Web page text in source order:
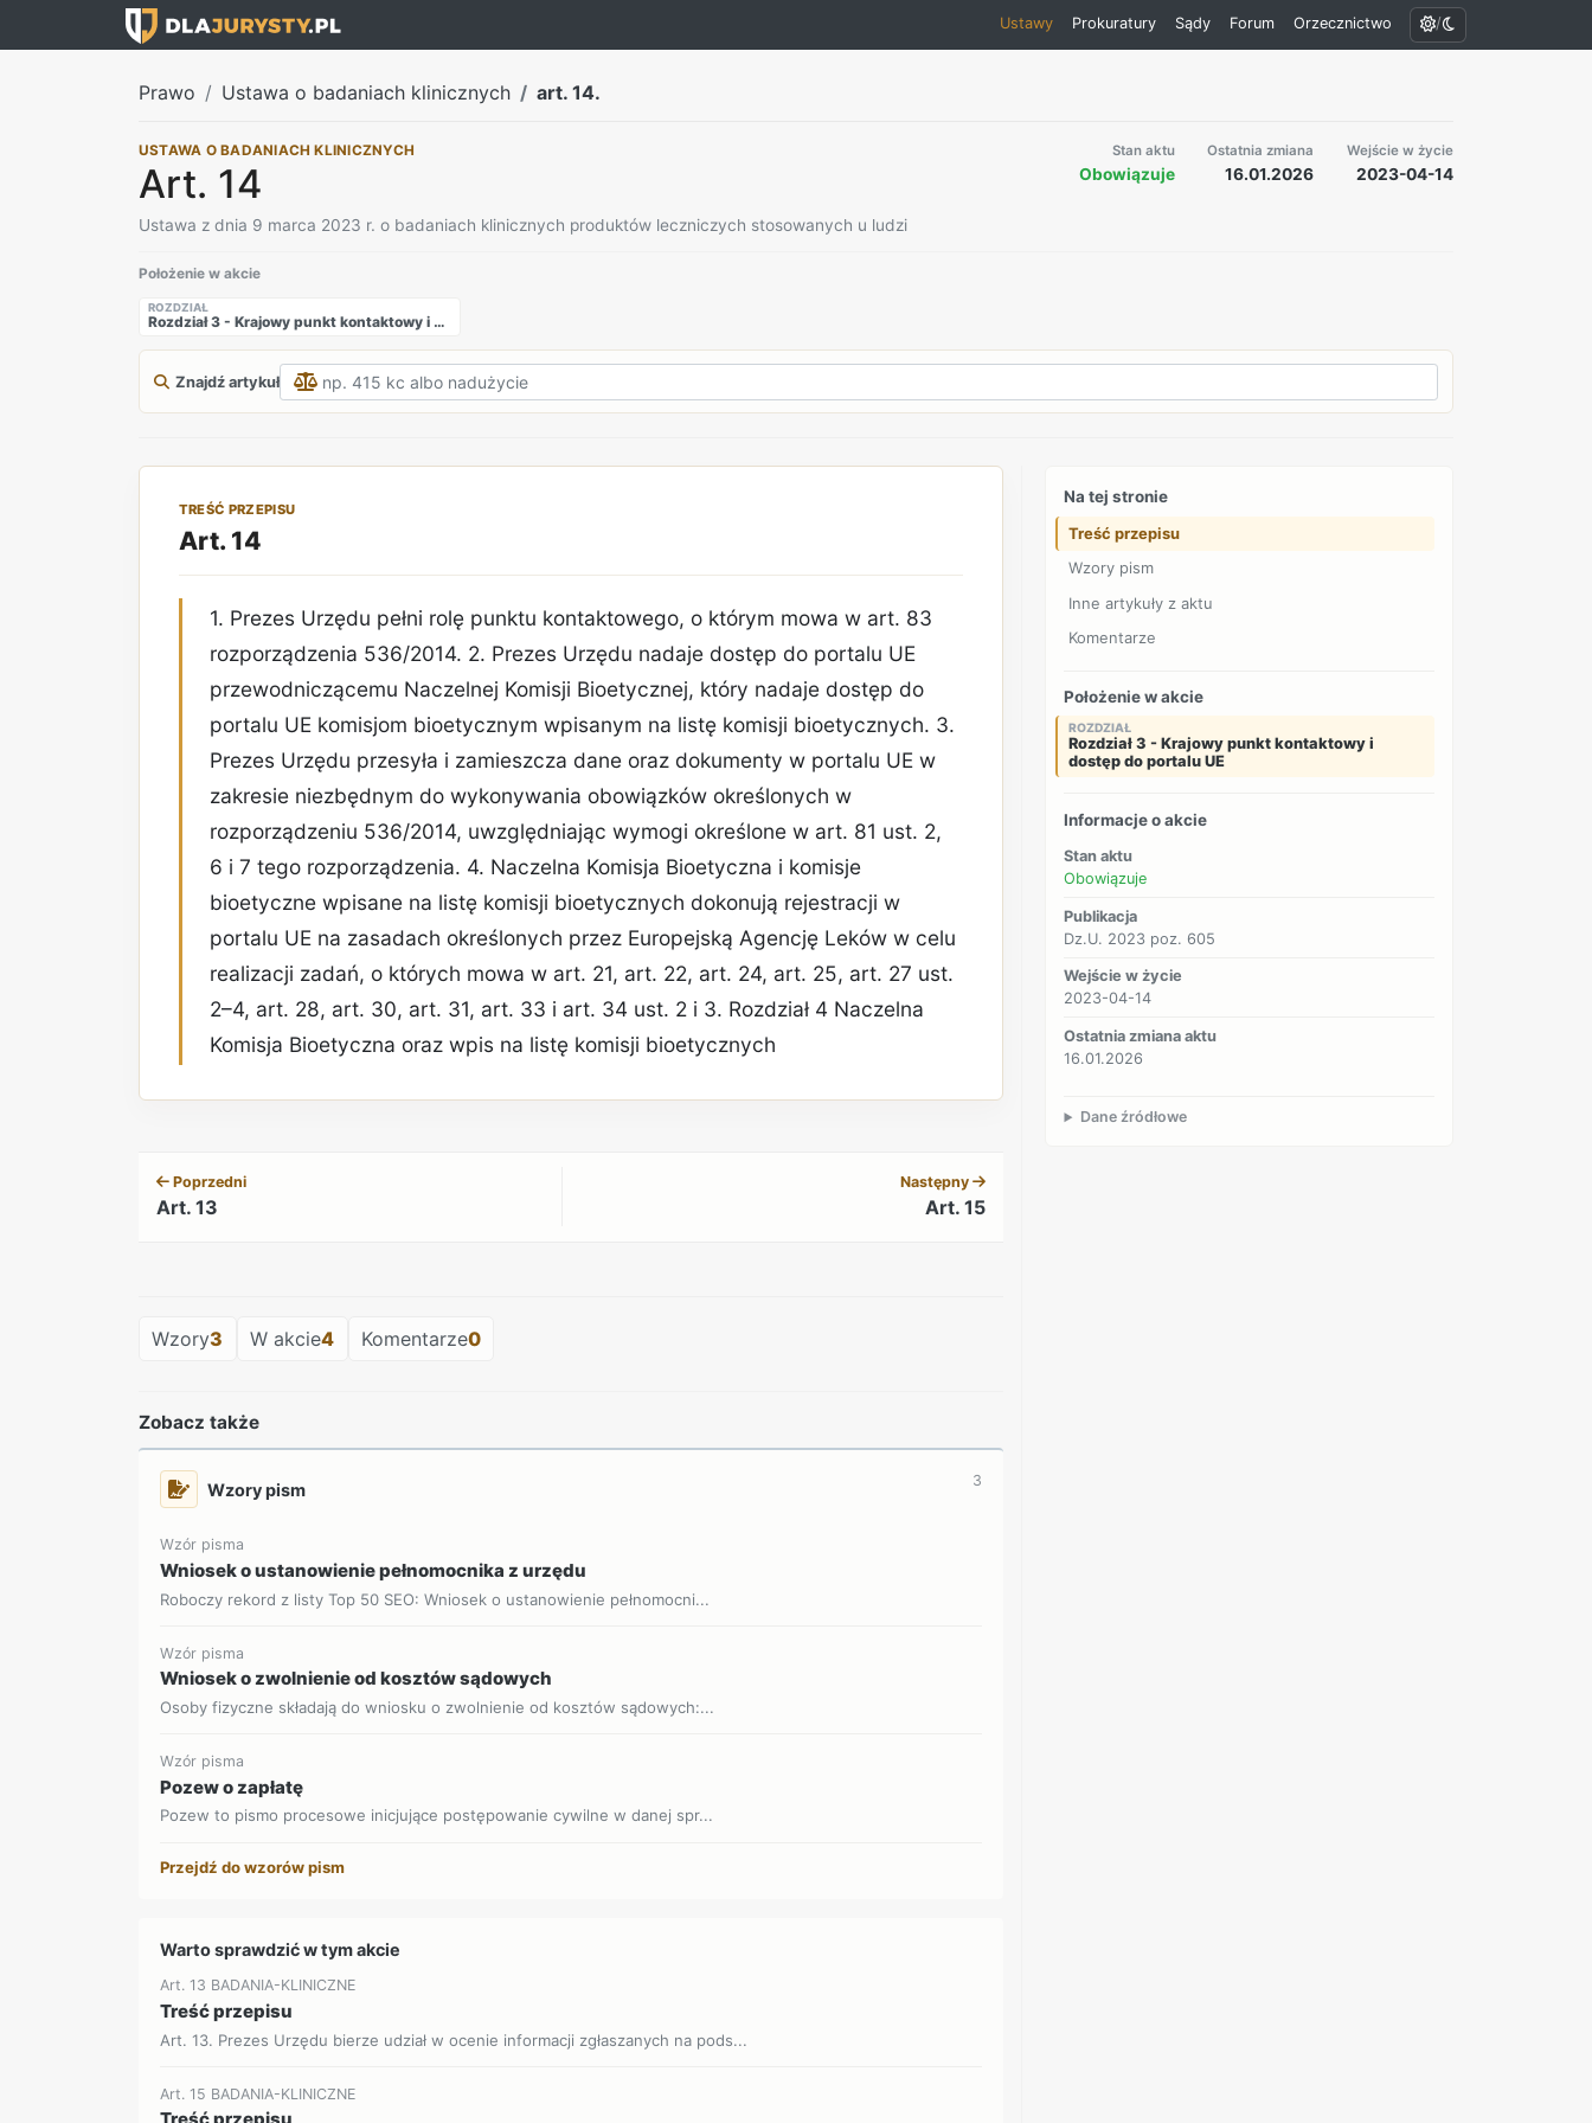
Ustawy Prokuratury Sądy Forum Orzecznictwo /
Prawo Ustawa o badaniach klinicznych art. 14.
USTAWA O BADANIACH KLINICZNYCH
Art. 14
Ustawa z dnia 9 marca 2023 r. o badaniach klinicznych produktów leczniczych stosowanych u ludzi
Stan aktu
Obowiązuje
Ostatnia zmiana
16.01.2026
Wejście w życie
2023-04-14
Położenie w akcie
ROZDZIAŁ
Rozdział 3 - Krajowy punkt kontaktowy i dostęp do portalu UE
Znajdź artykuł
TREŚĆ PRZEPISU
Art. 14
1. Prezes Urzędu pełni rolę punktu kontaktowego, o którym mowa w art. 83
rozporządzenia 536/2014. 2. Prezes Urzędu nadaje dostęp do portalu UE
przewodniczącemu Naczelnej Komisji Bioetycznej, który nadaje dostęp do
portalu UE komisjom bioetycznym wpisanym na listę komisji bioetycznych. 3.
Prezes Urzędu przesyła i zamieszcza dane oraz dokumenty w portalu UE w
zakresie niezbędnym do wykonywania obowiązków określonych w
rozporządzeniu 536/2014, uwzględniając wymogi określone w art. 81 ust. 2,
6 i 7 tego rozporządzenia. 4. Naczelna Komisja Bioetyczna i komisje
bioetyczne wpisane na listę komisji bioetycznych dokonują rejestracji w
portalu UE na zasadach określonych przez Europejską Agencję Leków w celu
realizacji zadań, o których mowa w art. 21, art. 22, art. 24, art. 25, art. 27 ust.
2–4, art. 28, art. 30, art. 31, art. 33 i art. 34 ust. 2 i 3. Rozdział 4 Naczelna
Komisja Bioetyczna oraz wpis na listę komisji bioetycznych
Poprzedni
Art. 13
Następny
Art. 15
Wzory3 W akcie4 Komentarze0
Zobacz także
Wzory pism 3
Wzór pisma
Wniosek o ustanowienie pełnomocnika z urzędu
Roboczy rekord z listy Top 50 SEO: Wniosek o ustanowienie pełnomocni...
Wzór pisma
Wniosek o zwolnienie od kosztów sądowych
Osoby fizyczne składają do wniosku o zwolnienie od kosztów sądowych:...
Wzór pisma
Pozew o zapłatę
Pozew to pismo procesowe inicjujące postępowanie cywilne w danej spr...
Przejdź do wzorów pism
Warto sprawdzić w tym akcie
Art. 13 BADANIA-KLINICZNE
Treść przepisu
Art. 13. Prezes Urzędu bierze udział w ocenie informacji zgłaszanych na pods...
Art. 15 BADANIA-KLINICZNE
Na tej stronie
Treść przepisu
Wzory pism
Inne artykuły z aktu
Komentarze
Położenie w akcie
ROZDZIAŁ
Rozdział 3 - Krajowy punkt kontaktowy i
dostęp do portalu UE
Informacje o akcie
Stan aktu
Obowiązuje
Publikacja
Dz.U. 2023 poz. 605
Wejście w życie
2023-04-14
Ostatnia zmiana aktu
16.01.2026
Dane źródłowe